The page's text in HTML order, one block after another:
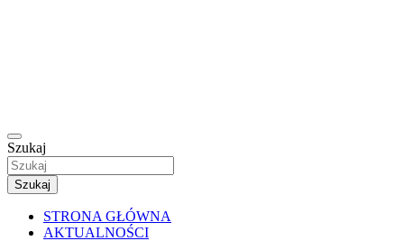
Szukaj
Szukaj
STRONA GŁÓWNA
AKTUALNOŚCI